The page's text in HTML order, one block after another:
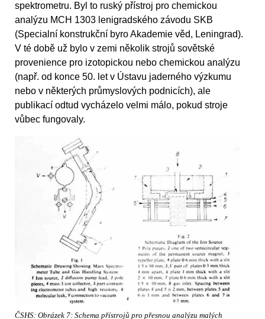
spektrometru. Byl to ruský přístroj pro chemickou
analýzu MCH 1303 lenigradského závodu SKB
(Specialní konstrukční byro Akademie věd, Leningrad).
V té době už bylo v zemi několik strojů sovětské
provenience pro izotopickou nebo chemickou analýzu
(např. od konce 50. let v Ústavu jaderného výzkumu
nebo v některých průmyslových podnicích), ale
publikací odtud vycházelo velmi málo, pokud stroje
vůbec fungovaly.
ČSHS: Obrázek 7: Schema přístrojů pro přesnou analýzu malých